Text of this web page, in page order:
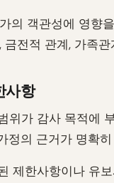
의 객관성에 영향
금전적 관계, 가족
사항
위가 감사 목적에
정의 근거가 명확
제한사항이나 유